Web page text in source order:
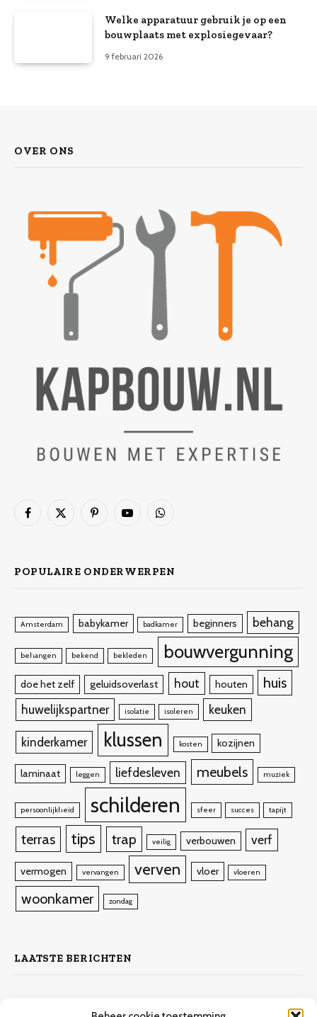
Welke apparatuur gebruik je op een
bouwplaats met explosiegevaar?
9 februari 2026
OVER ONS
Facebook
X
PinterestYouTubeWhatsApp
POPULAIRE ONDERWERPEN
Amsterdam babykamer badkamer beginners behang
behangen bekend bekleden bouwvergunning
doe het zelf geluidsoverlast hout houten huis
huwelijkspartner isolatie isoleren keuken
kinderkamer klussen kosten kozijnen
laminaat leggen liefdesleven meubels muziek
persoonlijkheid schilderen sfeer succes tapijt
terras tips trap veilig verbouwen verf
vermogen vervangen verven vloer vloeren
woonkamer zondag
LAATSTE BERICHTEN